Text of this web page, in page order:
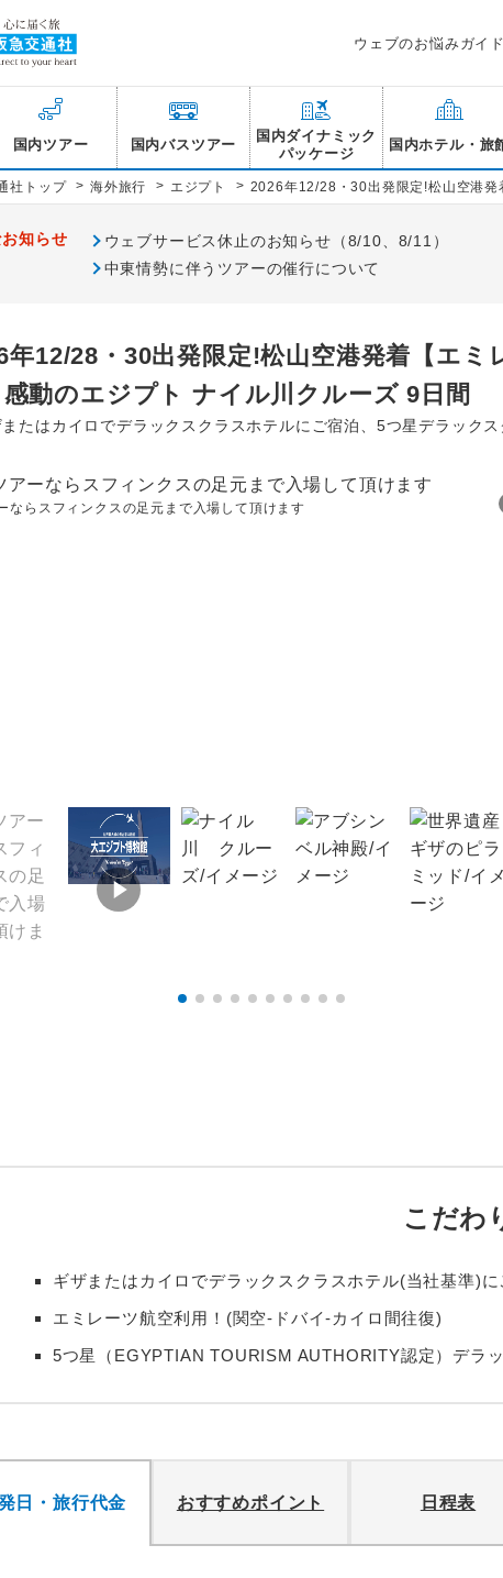
ウェブのお悩みガイド
国内ツアー 国内バスツアー
国内ダイナミック
パッケージ
国内ホテル・旅
社トップ > 海外旅行 > エジプト > 2026年12/28・30出発限定!松山空港発
知らせ
ウェブサービス休止のお知らせ（8/10、8/11）
中東情勢に伴うツアーの催行について
年12/28・30出発限定!松山空港発着【エ
感動のエジプト ナイル川クルーズ 9日間
またはカイロでデラックスクラスホテルにご宿泊、5つ星デラック
ならスフィンクスの足元まで入場して頂けます
こだわ
ギザまたはカイロでデラックスクラスホテル(当社基準)
エミレーツ航空利用！(関空-ドバイ-カイロ間往復)
5つ星（EGYPTIAN TOURISM AUTHORITY認定）デラ
日・旅行代金 おすすめポイント 日程表